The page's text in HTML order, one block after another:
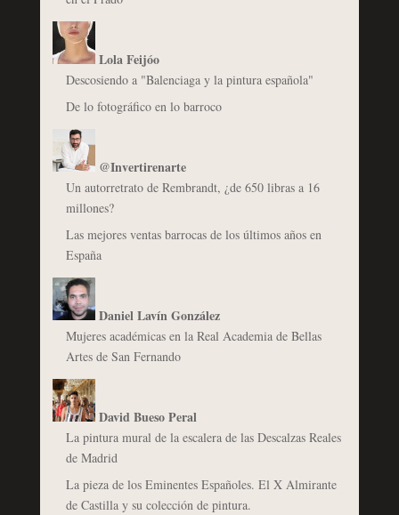
Lola Feijóo
Descosiendo a "Balenciaga y la pintura española"
De lo fotográfico en lo barroco
@Invertirenarte
Un autorretrato de Rembrandt, ¿de 650 libras a 16
millones?
Las mejores ventas barrocas de los últimos años en
España
Daniel Lavín González
Mujeres académicas en la Real Academia de Bellas
Artes de San Fernando
David Bueso Peral
La pintura mural de la escalera de las Descalzas Reales
de Madrid
La pieza de los Eminentes Españoles. El X Almirante
de Castilla y su colección de pintura.